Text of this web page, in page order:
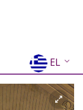
EL
EN